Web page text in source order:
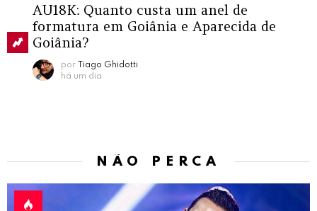
AU18K: Quanto custa um anel de
formatura em Goiânia e Aparecida de
Goiânia?
por
Tiago Ghidotti
há um dia
NÃO PERCA